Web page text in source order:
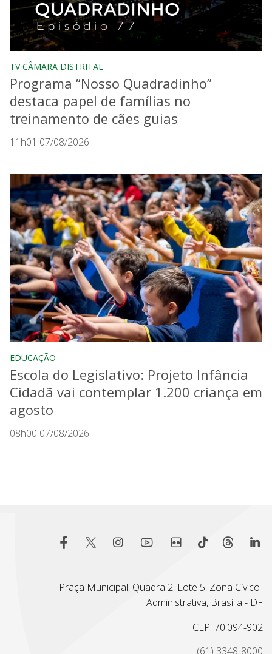
TV CÂMARA DISTRITAL
Programa “Nosso Quadradinho”
destaca papel de famílias no
treinamento de cães guias
11h01 07/08/2026
EDUCAÇÃO
Escola do Legislativo: Projeto Infância
Cidadã vai contemplar 1.200 criança em
agosto
08h00 07/08/2026
Praça Municipal, Quadra 2, Lote 5, Zona Cívico-
Administrativa, Brasília - DF
CEP: 70.094-902
(61) 3348-8000